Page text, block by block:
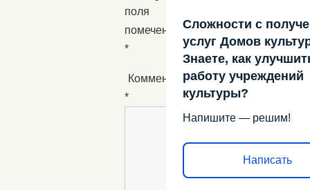
поля
помечены
*
Комментарий
*
Сложности с
услуг Домов
Знаете, как
работу учреждений
культуры?
Напишите — решим!
Написать